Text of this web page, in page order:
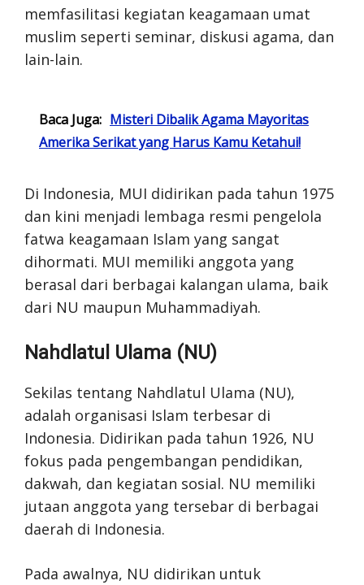
memfasilitasi kegiatan keagamaan umat
muslim seperti seminar, diskusi agama, dan
lain-lain.
Baca Juga: Misteri Dibalik Agama Mayoritas
Amerika Serikat yang Harus Kamu Ketahui!
Di Indonesia, MUI didirikan pada tahun 1975
dan kini menjadi lembaga resmi pengelola
fatwa keagamaan Islam yang sangat
dihormati. MUI memiliki anggota yang
berasal dari berbagai kalangan ulama, baik
dari NU maupun Muhammadiyah.
Nahdlatul Ulama (NU)
Sekilas tentang Nahdlatul Ulama (NU),
adalah organisasi Islam terbesar di
Indonesia. Didirikan pada tahun 1926, NU
fokus pada pengembangan pendidikan,
dakwah, dan kegiatan sosial. NU memiliki
jutaan anggota yang tersebar di berbagai
daerah di Indonesia.
Pada awalnya, NU didirikan untuk